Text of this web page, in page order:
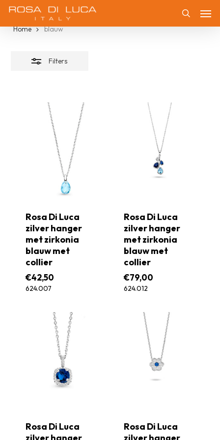
Skip
main
blauw
Home blauw
Filters
Filters
Rosa Di Luca
zilver hanger
met zirkonia
blauw met
collier
€42,50
624.007
Rosa Di Luca
zilver hanger
met zirkonia
blauw met
collier
€79,00
624.012
Rosa Di Luca
Rosa Di Luca